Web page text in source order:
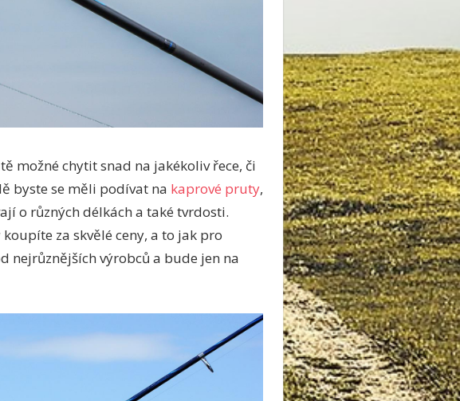
možné chytit snad na jakékoliv řece, či
byste se měli podívat na kaprové pruty,
o různých délkách a také tvrdosti.
za skvělé ceny, a to jak pro
nejrůznějších výrobců a bude jen na